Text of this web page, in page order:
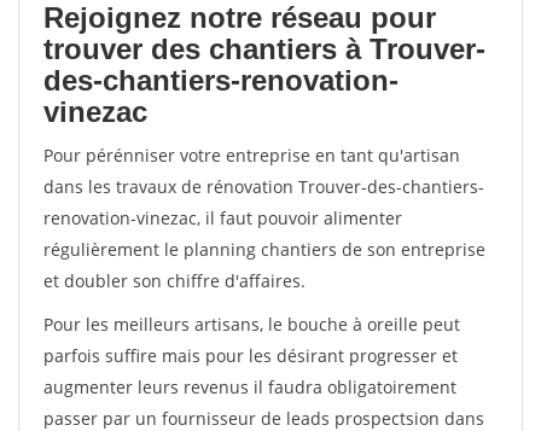
Rejoignez notre réseau pour
trouver des chantiers à Trouver-
des-chantiers-renovation-
vinezac
Pour pérénniser votre entreprise en tant qu'artisan
dans les travaux de rénovation Trouver-des-chantiers-
renovation-vinezac, il faut pouvoir alimenter
régulièrement le planning chantiers de son entreprise
et doubler son chiffre d'affaires.
Pour les meilleurs artisans, le bouche à oreille peut
parfois suffire mais pour les désirant progresser et
augmenter leurs revenus il faudra obligatoirement
passer par un fournisseur de leads prospectsion dans